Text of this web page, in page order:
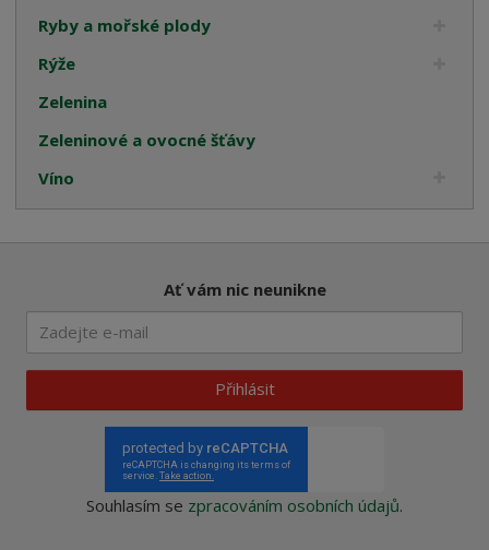
Ryby a mořské plody
Rýže
Zelenina
Zeleninové a ovocné šťávy
Víno
Ať vám nic neunikne
Přihlásit
Souhlasím se zpracováním osobních údajů.